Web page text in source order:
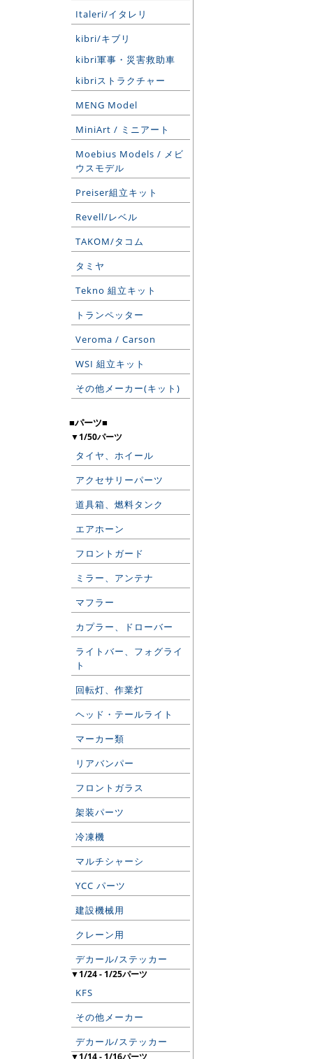
Italeri/イタレリ
kibri/キブリ
kibri軍事・災害救助車
kibriストラクチャー
MENG Model
MiniArt / ミニアート
Moebius Models / メビ
ウスモデル
Preiser組立キット
Revell/レベル
TAKOM/タコム
タミヤ
Tekno 組立キット
トランペッター
Veroma / Carson
WSI 組立キット
その他メーカー(キット)
■パーツ■
▼1/50パーツ
タイヤ、ホイール
アクセサリーパーツ
道具箱、燃料タンク
エアホーン
フロントガード
ミラー、アンテナ
マフラー
カプラー、ドローバー
ライトバー、フォグライ
ト
回転灯、作業灯
ヘッド・テールライト
マーカー類
リアバンパー
フロントガラス
架装パーツ
冷凍機
マルチシャーシ
YCC パーツ
建設機械用
クレーン用
デカール/ステッカー
▼1/24 - 1/25パーツ
KFS
その他メーカー
デカール/ステッカー
▼1/14 - 1/16パーツ